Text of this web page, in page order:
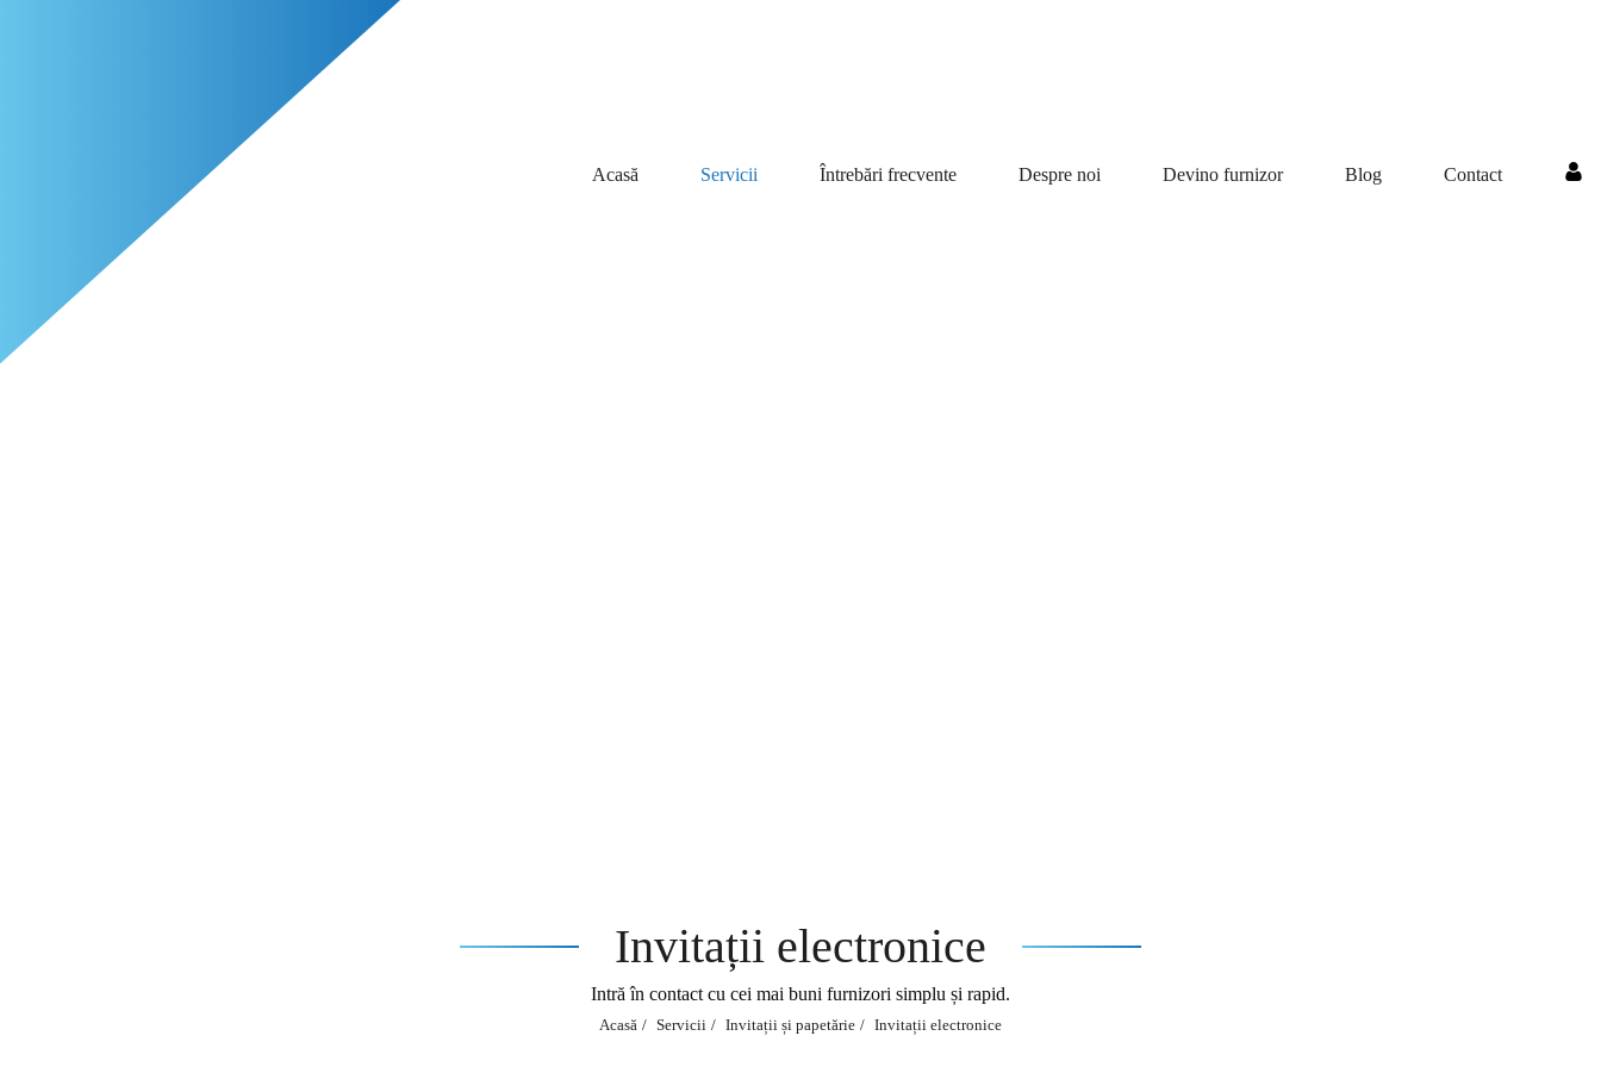
Acasă Servicii Întrebări frecvente Despre noi Devino furnizor Blog Contact
Invitații electronice
Intră în contact cu cei mai buni furnizori simplu și rapid.
Acasă Servicii Invitații și papetărie Invitații electronice